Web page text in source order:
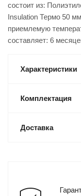
состоит из:
Insulation Термо 50
приемлемую
составляет: 6
Характеристики
Комплектация
Доставка